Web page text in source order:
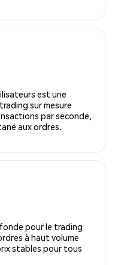
est une
sur mesure
par seconde,
aux ordres.
pour le trading
à haut volume
stables pour tous